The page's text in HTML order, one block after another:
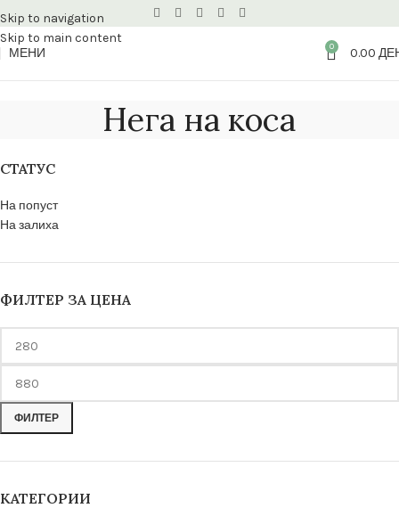
Skip to navigation
Skip to main content
МЕНИ
0 0.00
Нега на коса
СТАТУС
На попуст
На залиха
ФИЛТЕР ЗА ЦЕНА
ФИЛТЕР
КАТЕГОРИИ